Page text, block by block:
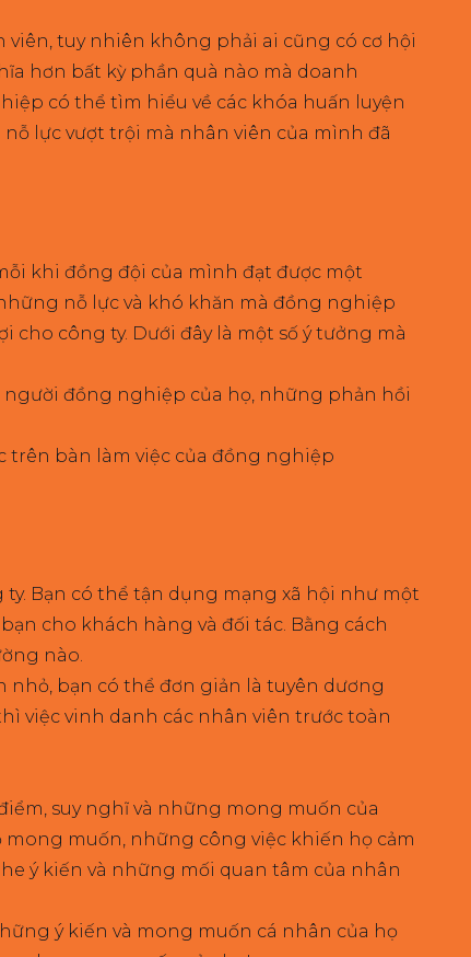
tuy nhiên không phải ai cũng có cơ hội
hơn bất kỳ phần quà nào mà doanh
có thể tìm hiểu về các khóa huấn luyện
lực vượt trội mà nhân viên của mình đã
khi đồng đội của mình đạt được một
nỗ lực và khó khăn mà đồng nghiệp
công ty. Dưới đây là một số ý tưởng mà
người đồng nghiệp của họ, những phản hồi
trên bàn làm việc của đồng nghiệp
Bạn có thể tận dụng mạng xã hội như một
cho khách hàng và đối tác. Bằng cách
nào.
bạn có thể đơn giản là tuyên dương
việc vinh danh các nhân viên trước toàn
suy nghĩ và những mong muốn của
muốn, những công việc khiến họ cảm
ý kiến và những mối quan tâm của nhân
ý kiến và mong muốn cá nhân của họ